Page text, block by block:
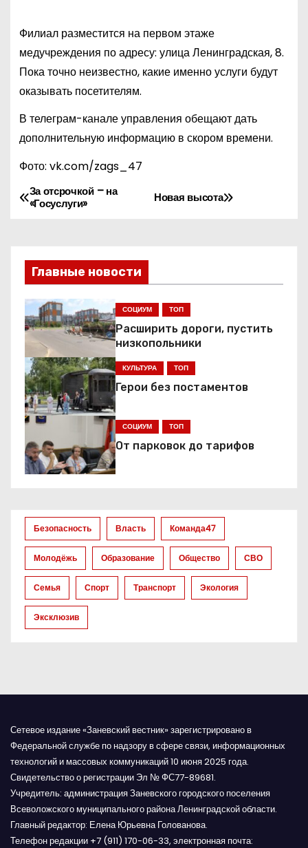
Филиал разместится на первом этаже
медучреждения по адресу: улица Ленинградская, 8.
Пока точно неизвестно, какие именно услуги будут
оказывать посетителям.
В телеграм-канале управления обещают дать
дополнительную информацию в скором времени.
Фото: vk.com/zags_47
Н
в
и
г
а
ц
и
я
п
з
а
п
и
с
м
Новая высота
За отсрочкой – на
«Госуслуги»
Главные новости
СОЦИУМ ТОП
Расширить дороги, пустить
низкопольники
КУЛЬТУРА ТОП
Герои без постаментов
СОЦИУМ ТОП
От парковок до тарифов
Безопасность Власть Команда47
Молодёжь Образование Общество СВО
Семья Спорт Транспорт Экология
Эксклюзив
Сетевое издание «Заневский вестник» зарегистрировано в
Федеральной службе по надзору в сфере связи, информационных
технологий и массовых коммуникаций 10 июня 2025 года.
Свидетельство о регистрации Эл № ФС77-89681.
Учредитель: администрация Заневского городского поселения
Всеволожского муниципального района Ленинградской области.
Главный редактор: Елена Юрьевна Голованова.
Телефон редакции +7 (911) 170-06-33, электронная почта: